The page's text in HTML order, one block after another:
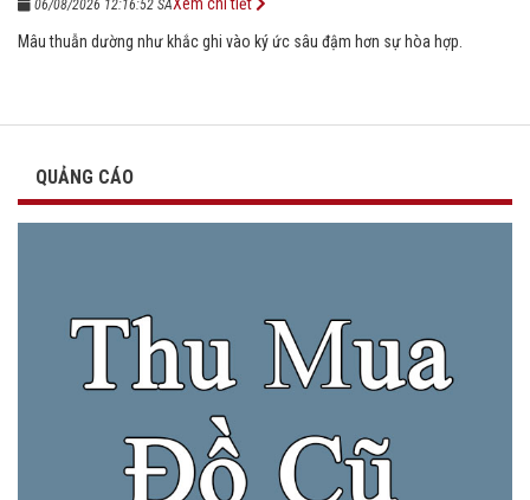
06/08/2026 12:16:52 SA
Mâu thuẫn dường như khắc ghi vào ký ức sâu đậm hơn sự hòa hợp.
QUẢNG CÁO